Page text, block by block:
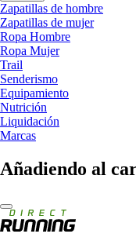
Zapatillas de hombre
Zapatillas de mujer
Ropa Hombre
Ropa Mujer
Trail
Senderismo
Equipamiento
Nutrición
Liquidación
Marcas
Añadiendo al